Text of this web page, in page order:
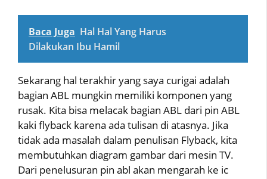
Baca Juga Hal Hal Yang Harus
Dilakukan Ibu Hamil
Sekarang hal terakhir yang saya curigai adalah
bagian ABL mungkin memiliki komponen yang
rusak. Kita bisa melacak bagian ABL dari pin ABL
kaki flyback karena ada tulisan di atasnya. Jika
tidak ada masalah dalam penulisan Flyback, kita
membutuhkan diagram gambar dari mesin TV.
Dari penelusuran pin abl akan mengarah ke ic